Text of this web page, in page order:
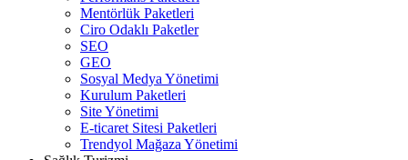
Mentörlük Paketleri
Ciro Odaklı Paketler
SEO
GEO
Sosyal Medya Yönetimi
Kurulum Paketleri
Site Yönetimi
E-ticaret Sitesi Paketleri
Trendyol Mağaza Yönetimi